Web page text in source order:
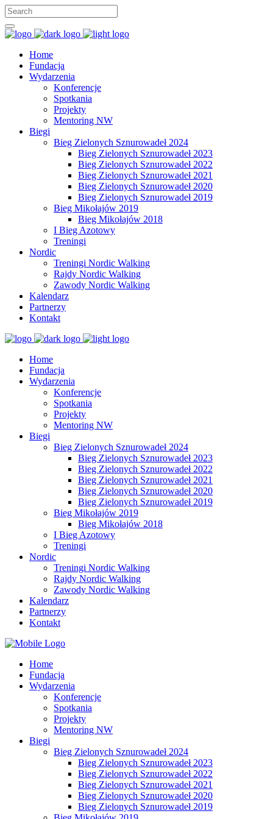
Home
Fundacja
Wydarzenia
Konferencje
Spotkania
Projekty
Mentoring NW
Biegi
Bieg Zielonych Sznurowadeł 2024
Bieg Zielonych Sznurowadeł 2023
Bieg Zielonych Sznurowadeł 2022
Bieg Zielonych Sznurowadeł 2021
Bieg Zielonych Sznurowadeł 2020
Bieg Zielonych Sznurowadeł 2019
Bieg Mikołajów 2019
Bieg Mikołajów 2018
I Bieg Azotowy
Treningi
Nordic
Treningi Nordic Walking
Rajdy Nordic Walking
Zawody Nordic Walking
Kalendarz
Partnerzy
Kontakt
Home
Fundacja
Wydarzenia
Konferencje
Spotkania
Projekty
Mentoring NW
Biegi
Bieg Zielonych Sznurowadeł 2024
Bieg Zielonych Sznurowadeł 2023
Bieg Zielonych Sznurowadeł 2022
Bieg Zielonych Sznurowadeł 2021
Bieg Zielonych Sznurowadeł 2020
Bieg Zielonych Sznurowadeł 2019
Bieg Mikołajów 2019
Bieg Mikołajów 2018
I Bieg Azotowy
Treningi
Nordic
Treningi Nordic Walking
Rajdy Nordic Walking
Zawody Nordic Walking
Kalendarz
Partnerzy
Kontakt
Home
Fundacja
Wydarzenia
Konferencje
Spotkania
Projekty
Mentoring NW
Biegi
Bieg Zielonych Sznurowadeł 2024
Bieg Zielonych Sznurowadeł 2023
Bieg Zielonych Sznurowadeł 2022
Bieg Zielonych Sznurowadeł 2021
Bieg Zielonych Sznurowadeł 2020
Bieg Zielonych Sznurowadeł 2019